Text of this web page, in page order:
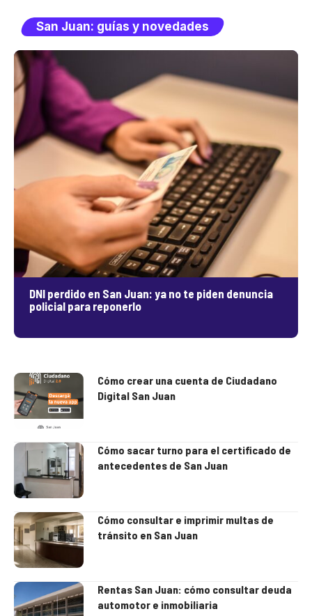
San Juan: guías y novedades
DNI perdido en San Juan: ya no te piden denuncia
policial para reponerlo
Cómo crear una cuenta de Ciudadano
Digital San Juan
Cómo sacar turno para el certificado de
antecedentes de San Juan
Cómo consultar e imprimir multas de
tránsito en San Juan
Rentas San Juan: cómo consultar deuda
automotor e inmobiliaria